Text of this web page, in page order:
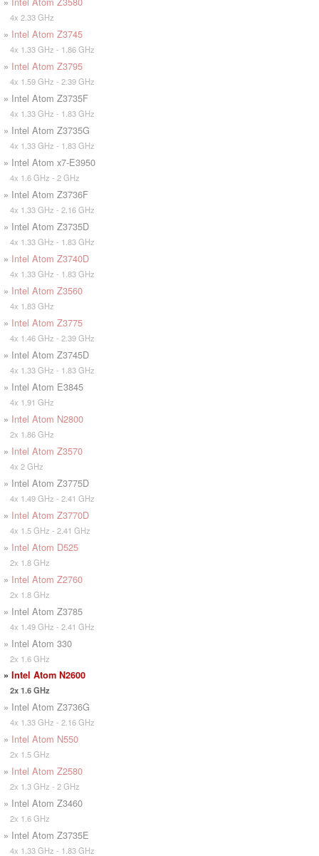
4x 2.33 GHz
» Intel Atom Z3745
4x 1.33 GHz - 1.86 GHz
» Intel Atom Z3795
4x 1.59 GHz - 2.39 GHz
» Intel Atom Z3735F
4x 1.33 GHz - 1.83 GHz
» Intel Atom Z3735G
4x 1.33 GHz - 1.83 GHz
» Intel Atom x7-E3950
4x 1.6 GHz - 2 GHz
» Intel Atom Z3736F
4x 1.33 GHz - 2.16 GHz
» Intel Atom Z3735D
4x 1.33 GHz - 1.83 GHz
» Intel Atom Z3740D
4x 1.33 GHz - 1.83 GHz
» Intel Atom Z3560
4x 1.83 GHz
» Intel Atom Z3775
4x 1.46 GHz - 2.39 GHz
» Intel Atom Z3745D
4x 1.33 GHz - 1.83 GHz
» Intel Atom E3845
4x 1.91 GHz
» Intel Atom N2800
2x 1.86 GHz
» Intel Atom Z3570
4x 2 GHz
» Intel Atom Z3775D
4x 1.49 GHz - 2.41 GHz
» Intel Atom Z3770D
4x 1.5 GHz - 2.41 GHz
» Intel Atom D525
2x 1.8 GHz
» Intel Atom Z2760
2x 1.8 GHz
» Intel Atom Z3785
4x 1.49 GHz - 2.41 GHz
» Intel Atom 330
2x 1.6 GHz
» Intel Atom N2600
2x 1.6 GHz
» Intel Atom Z3736G
4x 1.33 GHz - 2.16 GHz
» Intel Atom N550
2x 1.5 GHz
» Intel Atom Z2580
2x 1.3 GHz - 2 GHz
» Intel Atom Z3460
2x 1.6 GHz
» Intel Atom Z3735E
4x 1.33 GHz - 1.83 GHz